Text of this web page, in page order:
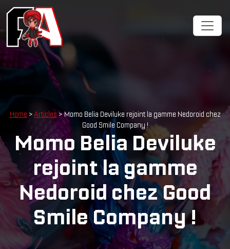
Home > Articles > Momo Belia Deviluke rejoint la gamme Nedoroid chez
Good Smile Company !
Momo Belia Deviluke
rejoint la gamme
Nedoroid chez Good
Smile Company !